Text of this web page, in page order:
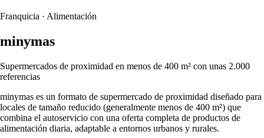
Franquicia · Alimentación
minymas
Supermercados de proximidad en menos de 400 m² con unas 2.000
referencias
minymas es un formato de supermercado de proximidad diseñado para
locales de tamaño reducido (generalmente menos de 400 m²) que
combina el autoservicio con una oferta completa de productos de
alimentación diaria, adaptable a entornos urbanos y rurales.